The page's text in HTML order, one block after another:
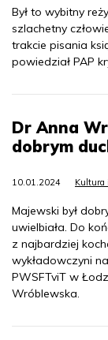
Był to wybitny
szlachetny
trakcie pisania
powiedział PAP
Dr Anna
dobrym
10.01.2024 Kultura
Majewski był
uwielbiała. Do
z najbardziej
wykładowczyni
PWSFTviT w
Wróblewska.